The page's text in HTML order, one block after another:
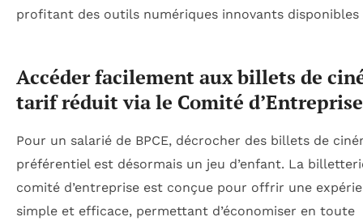
profitant des outils numériques innovants disponibles
Accéder facilement aux billets de
tarif réduit via le Comité d’Entreprise
Pour un salarié de BPCE, décrocher des billets de
préférentiel est désormais un jeu d’enfant. La
comité d’entreprise est conçue pour offrir une
simple et efficace, permettant d’économiser en toute